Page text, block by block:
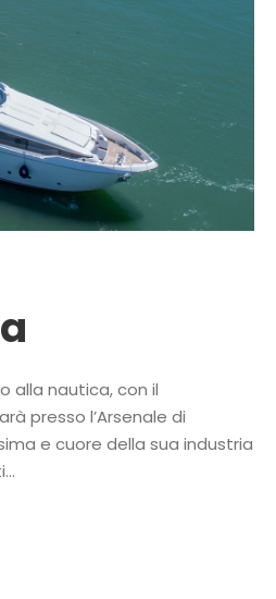
alla nautica, con il
presso l’Arsenale di
e cuore della sua industria